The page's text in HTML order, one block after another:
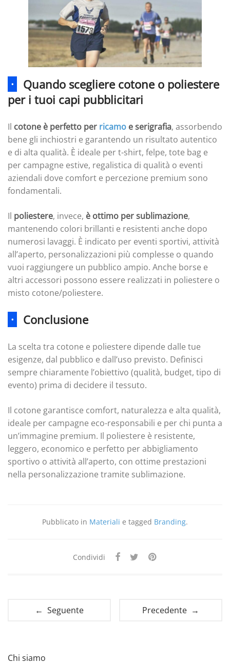
·
Quando scegliere cotone o poliestere
per i tuoi capi pubblicitari
Il cotone è perfetto per ricamo e serigrafia, assorbendo
bene gli inchiostri e garantendo un risultato autentico
e di alta qualità. È ideale per t-shirt, felpe, tote bag e
per campagne estive, regalistica di qualità o eventi
aziendali dove comfort e percezione premium sono
fondamentali.
Il poliestere, invece, è ottimo per sublimazione,
mantenendo colori brillanti e resistenti anche dopo
numerosi lavaggi. È indicato per eventi sportivi, attività
all’aperto, personalizzazioni più complesse o quando
vuoi raggiungere un pubblico ampio. Anche borse e
altri accessori possono essere realizzati in poliestere o
misto cotone/poliestere.
· Conclusione
La scelta tra cotone e poliestere dipende dalle tue
esigenze, dal pubblico e dall’uso previsto. Definisci
sempre chiaramente l’obiettivo (qualità, budget, tipo di
evento) prima di decidere il tessuto.
Il cotone garantisce comfort, naturalezza e alta qualità,
ideale per campagne eco-responsabili e per chi punta a
un’immagine premium. Il poliestere è resistente,
leggero, economico e perfetto per abbigliamento
sportivo o attività all’aperto, con ottime prestazioni
nella personalizzazione tramite sublimazione.
Pubblicato in Materiali e tagged Branding.
Condividi
← Seguente Precedente →
Chi siamo